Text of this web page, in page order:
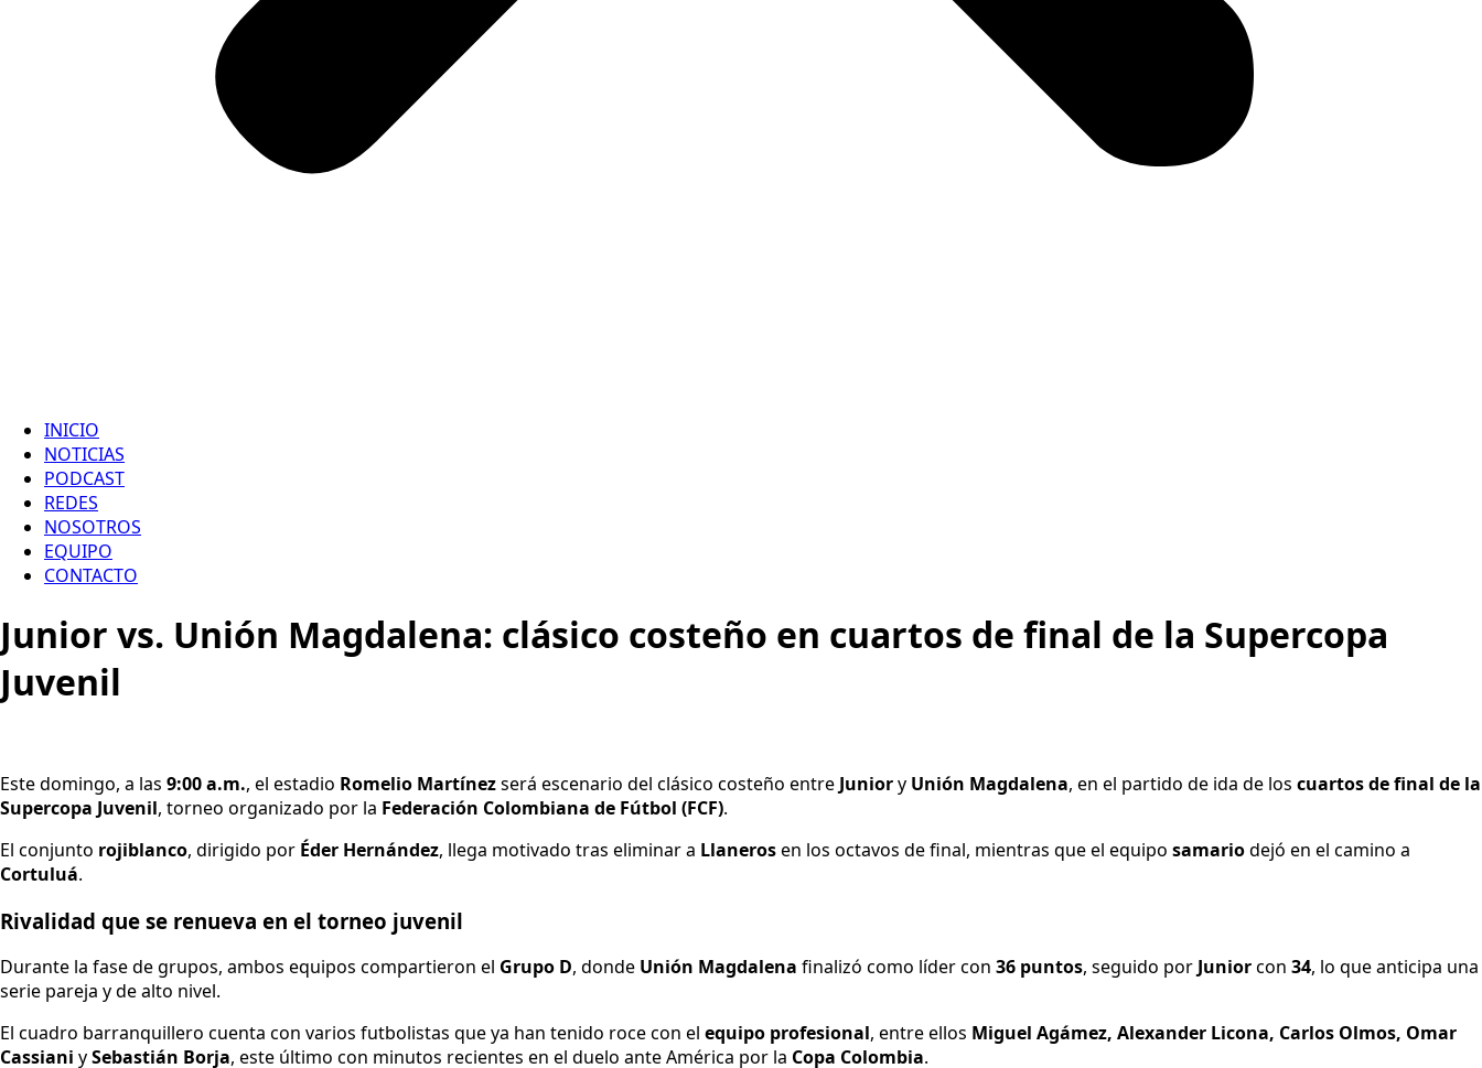
INICIO
NOTICIAS
PODCAST
REDES
NOSOTROS
EQUIPO
CONTACTO
Junior vs. Unión Magdalena: clásico costeño en cuartos de final de la Supercopa
Juvenil
Este domingo, a las 9:00 a.m., el estadio Romelio Martínezserá escenario del clásico costeño entre Juniory Unión Magdalena, en el partido de ida de los cuartos de final de la
Supercopa Juvenil, torneo organizado por la Federación Colombiana de Fútbol (FCF).
El conjunto rojiblanco, dirigido por Éder Hernández, llega motivado tras eliminar a Llanerosen los octavos de final, mientras que el equipo samariodejó en el camino a
Cortuluá.
Rivalidad que se renueva en el torneo juvenil
Durante la fase de grupos, ambos equipos compartieron el Grupo D, donde Unión Magdalena finalizó como líder con 36 puntos, seguido por Juniorcon 34, lo que anticipa una
serie pareja y de alto nivel.
El cuadro barranquillero cuenta con varios futbolistas que ya han tenido roce con el equipo profesional, entre ellos Miguel Agámez, Alexander Licona, Carlos Olmos, Omar
Cassiani ySebastián Borja, este último con minutos recientes en el duelo ante América por la Copa Colombia.